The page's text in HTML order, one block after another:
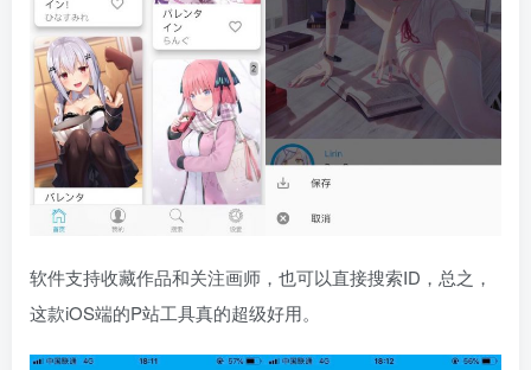
软件支持收藏作品和关注画师，也可以直接搜索ID，总之，
这款iOS端的P站工具真的超级好用。